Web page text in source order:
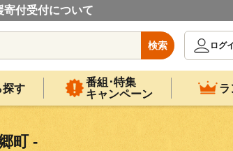
付受付について
検索
ログ
探す
番組･特集
キャンペーン
ラ
町 -